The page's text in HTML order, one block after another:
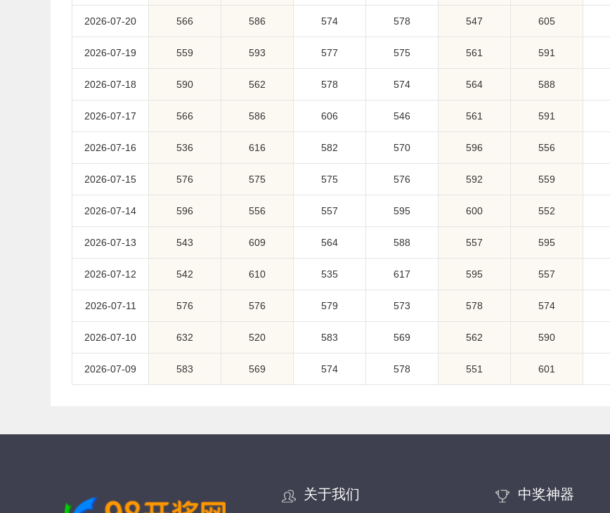
2026-07-20 566 586 574 578 547 605
2026-07-19 559 593 577 575 561 591
2026-07-18 590 562 578 574 564 588
2026-07-17 566 586 606 546 561 591
2026-07-16 536 616 582 570 596 556
2026-07-15 576 575 575 576 592 559
2026-07-14 596 556 557 595 600 552
2026-07-13 543 609 564 588 557 595
2026-07-12 542 610 535 617 595 557
2026-07-11 576 576 579 573 578 574
2026-07-10 632 520 583 569 562 590
2026-07-09 583 569 574 578 551 601
关于我们 中奖神器